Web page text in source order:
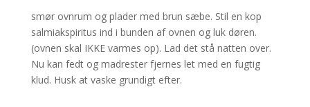
smør ovnrum og plader med brun sæbe. Stil en kop
salmiakspiritus ind i bunden af ovnen og luk døren.
(ovnen skal IKKE varmes op). Lad det stå natten over.
Nu kan fedt og madrester fjernes let med en fugtig
klud. Husk at vaske grundigt efter.